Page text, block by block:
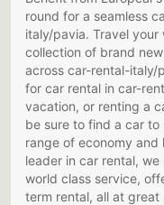
round for a seamless
italy/pavia. Travel
collection of brand
across car-rental-italy/
for car rental in car-
vacation, or renting a
be sure to find a car
range of economy and
leader in car rental,
world class service,
term rental, all at